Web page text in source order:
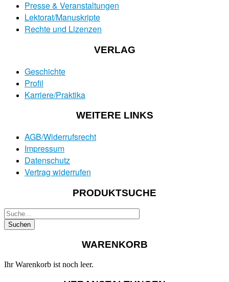
Presse & Veranstaltungen
Lektorat/Manuskripte
Rechte und Lizenzen
VERLAG
Geschichte
Profil
Karriere/Praktika
WEITERE LINKS
AGB/Widerrufsrecht
Impressum
Datenschutz
Vertrag widerrufen
PRODUKTSUCHE
WARENKORB
Ihr Warenkorb ist noch leer.